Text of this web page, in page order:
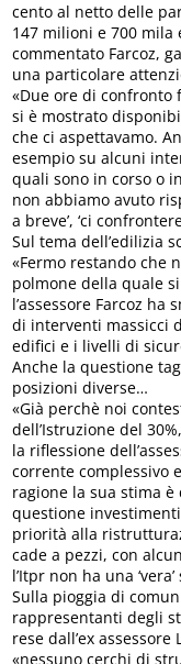
cento al netto delle
147 milioni e 700 mila
commentato Farcoz,
una particolare
«Due ore di confronto
si è mostrato
che ci aspettavamo.
esempio su alcuni
quali sono in corso o
non abbiamo avuto
a breve’, ‘ci
Sul tema dell’edilizia
«Fermo restando che
polmone della quale
l’assessore Farcoz
di interventi massicci
edifici e i livelli di
Anche la questione
posizioni diverse…
«Già perchè noi
dell’Istruzione del
la riflessione
corrente complessivo
ragione la sua stima è
questione
priorità alla
cade a pezzi, con
l’Itpr non ha una ‘vera’
Sulla pioggia di
rappresentanti degli
rese dall’ex
«nessuno cerchi di